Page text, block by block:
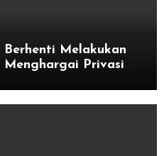
Melakukan
Privasi